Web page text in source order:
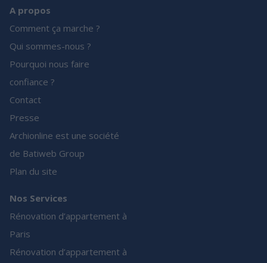
A propos
Comment ça marche ?
Qui sommes-nous ?
Pourquoi nous faire
confiance ?
Contact
Presse
Archionline est une société
de Batiweb Group
Plan du site
Nos Services
Rénovation d’appartement à
Paris
Rénovation d’appartement à